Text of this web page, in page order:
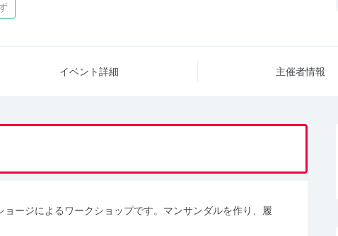
イベント詳細 主催者情報
ージによるワークショップです。マンサンダルを作り、履